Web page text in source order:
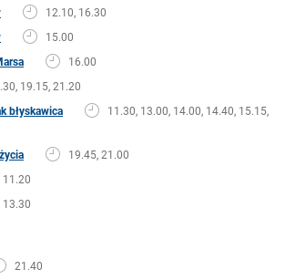
12.10, 16.30
15.00
16.00
19.15, 21.20
błyskawica
11.30, 13.00, 14.00, 14.40, 15.15,
19.45, 21.00
11.20
13.30
21.40